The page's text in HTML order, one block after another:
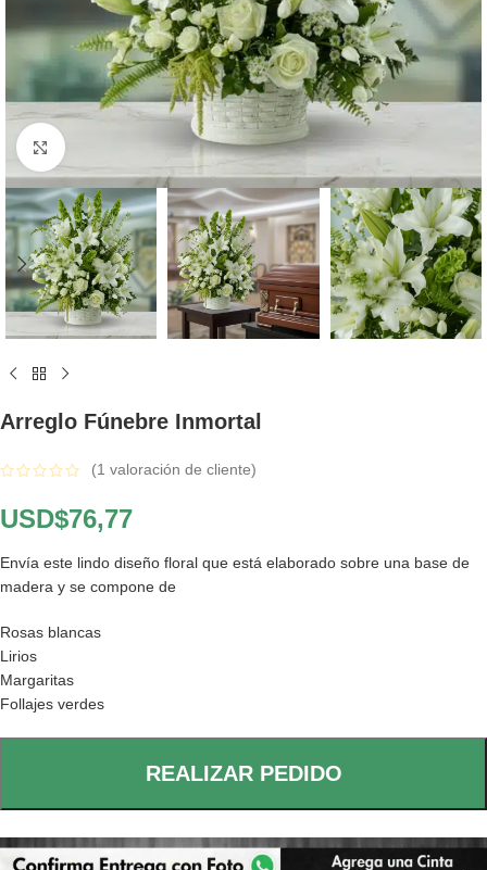
Click to enlarge
Arreglo Fúnebre Inmortal
(1 valoración de cliente)
USD$76,77
Envía este lindo diseño floral que está elaborado sobre una base de
madera y se compone de
Rosas blancas
Lirios
Margaritas
Follajes verdes
REALIZAR PEDIDO